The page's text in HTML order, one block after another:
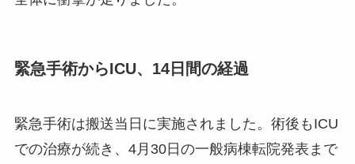
緊急手術からICU、14日間の経過
緊急手術は搬送当日に実施されました。術後もICU
での治療が続き、4月30日の一般病棟転院発表まで